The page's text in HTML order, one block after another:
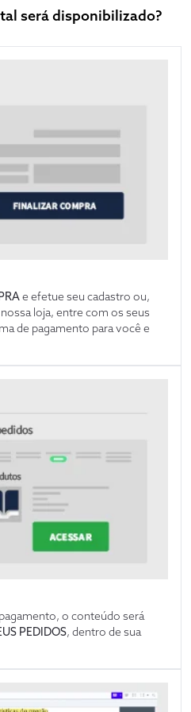
será disponibilizado?
e efetue seu cadastro ou,
loja, entre com os seus
de pagamento para você e
o conteúdo será
PEDIDOS, dentro de sua